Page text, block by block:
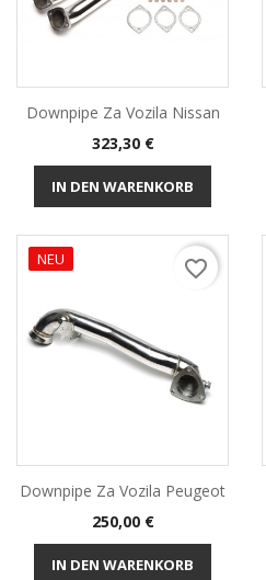
Downpipe Za Vozila Nissan
Preis
323,30 €
IN DEN WARENKORB
NEU
Downpipe Za Vozila Peugeot
Preis
250,00 €
IN DEN WARENKORB
favorite_border